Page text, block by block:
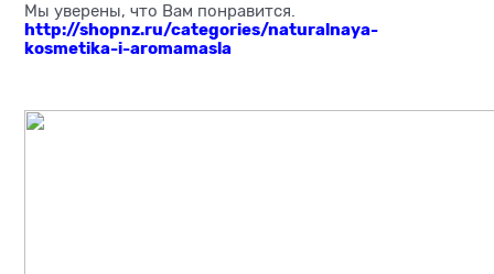
Мы уверены, что Вам понравится.
http://shopnz.ru/categories/naturalnaya-
kosmetika-i-aromamasla